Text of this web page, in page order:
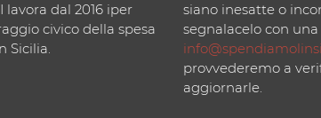
dal 2016 iper
civico della spesa
Sicilia.
siano inesatte o
segnalacelo con
provvederemo a
aggiornarle.